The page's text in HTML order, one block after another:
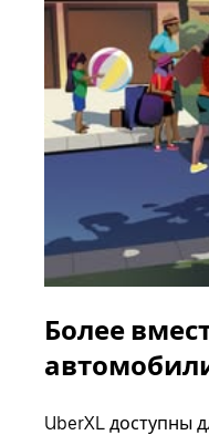
Более
UberXL доступны